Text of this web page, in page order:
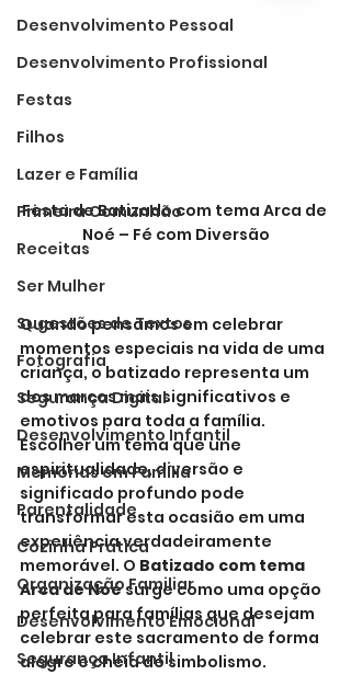
Desenvolvimento Pessoal
Desenvolvimento Profissional
Festas
Filhos
Lazer e Família
Primeira Comunhão
Receitas
Ser Mulher
Sugestões de Textos
Fotografia
Segurança Digital
Desenvolvimento Infantil
Memórias em Família
Parentalidade
Cozinha Prática
Organização Familiar
Desenvolvimento Emocional
Segurança Infantil
Festa de Batizado com tema Arca de
Noé – Fé com Diversão
Quando pensamos em celebrar
momentos especiais na vida de uma
criança, o batizado representa um
dos marcos mais significativos e
emotivos para toda a família.
Escolher um tema que une
espiritualidade, diversão e
significado profundo pode
transformar esta ocasião em uma
experiência verdadeiramente
memorável. O Batizado com tema
Arca de Noé surge como uma opção
perfeita para famílias que desejam
celebrar este sacramento de forma
alegre e cheia de simbolismo.